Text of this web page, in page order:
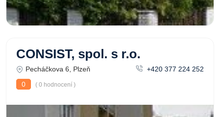
CONSIST, spol. s r.o.
Pecháčkova 6, Plzeň
+420 377 224 252
0
( 0 hodnocení )